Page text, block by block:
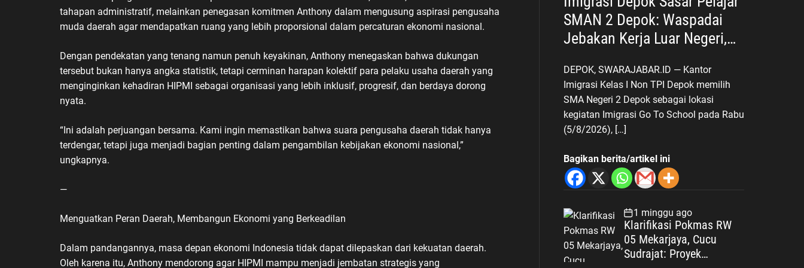
tahapan administratif, melainkan penegasan komitmen Anthony dalam mengusung aspirasi pengusaha
muda daerah agar mendapatkan ruang yang lebih proporsional dalam percaturan ekonomi nasional.
Dengan pendekatan yang tenang namun penuh keyakinan, Anthony menegaskan bahwa dukungan
tersebut bukan hanya angka statistik, tetapi cerminan harapan kolektif para pelaku usaha daerah yang
menginginkan kehadiran HIPMI sebagai organisasi yang lebih inklusif, progresif, dan berdaya dorong
nyata.
“Ini adalah perjuangan bersama. Kami ingin memastikan bahwa suara pengusaha daerah tidak hanya
terdengar, tetapi juga menjadi bagian penting dalam pengambilan kebijakan ekonomi nasional,”
ungkapnya.
—
Menguatkan Peran Daerah, Membangun Ekonomi yang Berkeadilan
Dalam pandangannya, masa depan ekonomi Indonesia tidak dapat dilepaskan dari kekuatan daerah.
Oleh karena itu, Anthony mendorong agar HIPMI mampu menjadi jembatan strategis yang
SMAN 2 Depok: Waspadai
Jebakan Kerja Luar Negeri,
Depan
DEPOK, SWARAJABAR.ID — Kantor
Imigrasi Kelas I Non TPI Depok memilih
SMA Negeri 2 Depok sebagai lokasi
kegiatan Imigrasi Go To School pada Rabu
(5/8/2026), […]
Bagikan berita/artikel ini
1 minggu ago
Klarifikasi Pokmas RW
05 Mekarjaya, Cucu
Sudrajat: Proyek